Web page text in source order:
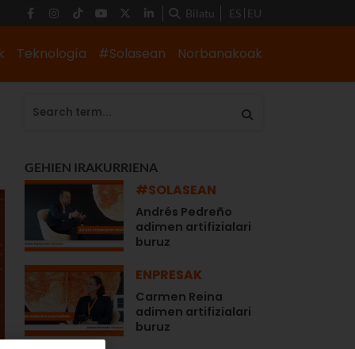
Bilatu ES EU
Teknología #Solasean Norbanakoak
GEHIEN IRAKURRIENA
#SOLASEAN
Andrés Pedreño
adimen artifizialari
buruz
ENPRESAK
Carmen Reina
adimen artifizialari
buruz